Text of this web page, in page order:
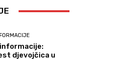
djevojčica u